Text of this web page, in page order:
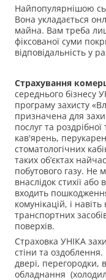
Найпопулярнішою
Вона укладається
майна. Вам треба
фіксованої суми
відповідальність у
Страхування
середнього бізнесу
програму захисту
призначена для
послуг та
кав'ярень,
стоматологічних
таких об’єктах
побутового газу. Не
внаслідок стихії
входить
комунікацій, і
транспортних
поверхів.
Страховка УНІКА
стіни та
двері, перегородки,
обладнання